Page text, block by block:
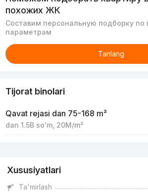
похожих ЖК
Составим персональную подборку по
параметрам
Tanlang
Tijorat binolari
Qavat rejasi dan 75-168 m²
dan 1.5B soʻm, 20M/m²
Xususiyatlari
Ta'mirlash